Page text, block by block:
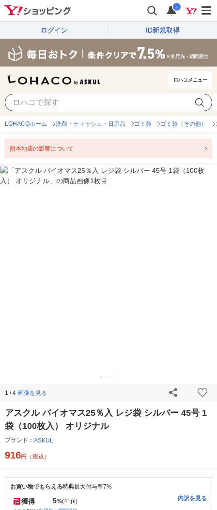
i
ログイン ID新規取得
ロハコメニュー
LOHACOホーム 洗剤・ティッシュ・日用品 ゴミ袋 ゴミ袋（その他）
熊本地震の影響について
1 / 4 画像を見る
アスクル バイオマス25％入 レジ袋 シルバー 45号 1
袋（100枚入） オリジナル
ブランド： ASKUL
916円 （税込）
お買い物でもらえる特典最大付与率7%
獲得 5%(41pt) 内訳を見る